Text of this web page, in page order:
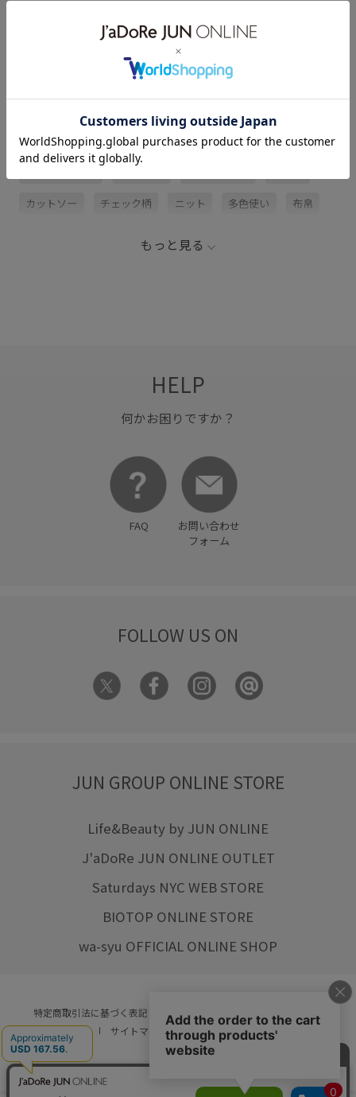
サイズ・素材・お手入れ方法
カットソー チェック柄 ニット 多色使い 布帛
もっと見る
HELP
何かお困りですか？
FAQ
お問い合わせ
フォーム
FOLLOW US ON
JUN GROUP ONLINE STORE
Life&Beauty by JUN ONLINE
J'aDoRe JUN ONLINE OUTLET
Saturdays NYC WEB STORE
BIOTOP ONLINE STORE
wa-syu OFFICIAL ONLINE SHOP
特定商取引法に基づく表記 プライバシーポリシー
ご利用規約
サイトマップ リクルート ご利用ガイド